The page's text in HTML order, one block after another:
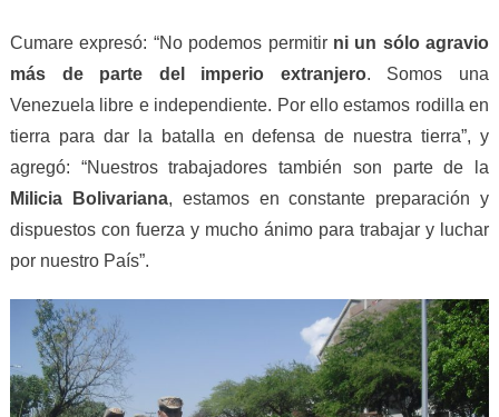
Cumare expresó: “No podemos permitir ni un sólo agravio
más de parte del imperio extranjero. Somos una
Venezuela libre e independiente. Por ello estamos rodilla en
tierra para dar la batalla en defensa de nuestra tierra”, y
agregó: “Nuestros trabajadores también son parte de la
Milicia Bolivariana, estamos en constante preparación y
dispuestos con fuerza y mucho ánimo para trabajar y luchar
por nuestro País”.